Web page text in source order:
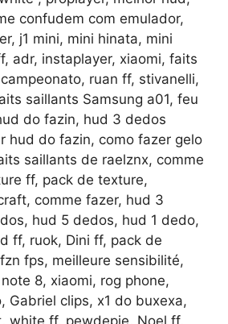
confudem com emulador,
j1 mini, mini hinata, mini
adr, instaplayer, xiaomi, faits
ruan ff, stivanelli,
saillants Samsung a01, feu
do fazin, hud 3 dedos
hud do fazin, como fazer gelo
saillants de raelznx, comme
ff, pack de texture,
comme fazer, hud 3
hud 5 dedos, hud 1 dedo,
ff, ruok, Dini ff, pack de
fps, meilleure sensibilité,
8, xiaomi, rog phone,
Gabriel clips, x1 do buxexa,
white ff, pewdepie, Noel ff,